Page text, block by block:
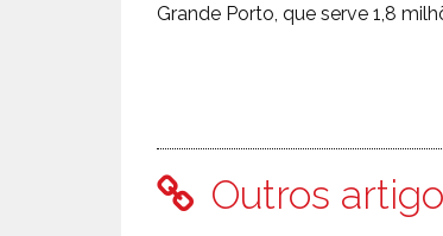
Grande Porto, que serve 1,8
Outros